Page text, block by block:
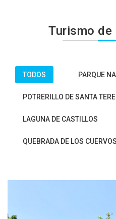
Turismo de
TODOS PARQUE
POTRERILLO DE SANTA
LAGUNA DE CASTILLOS
QUEBRADA DE LOS CUERVOS